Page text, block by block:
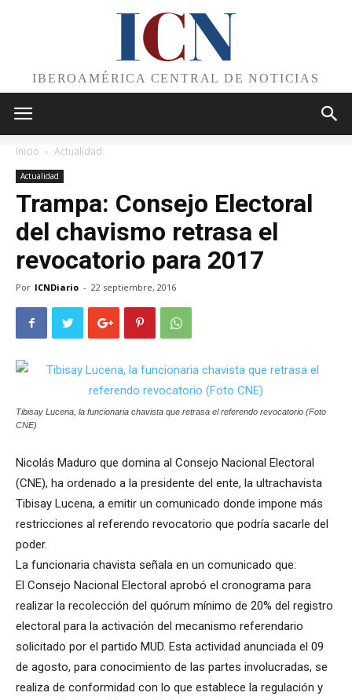
ICN
IBEROAMÉRICA CENTRAL DE NOTICIAS
Inicio Actualidad
Actualidad
Trampa: Consejo Electoral
del chavismo retrasa el
revocatorio para 2017
Por ICNDiario - 22 septiembre, 2016
Tibisay Lucena, la funcionaria chavista que retrasa el referendo revocatorio (Foto
CNE)
Nicolás Maduro que domina al Consejo Nacional Electoral
(CNE), ha ordenado a la presidente del ente, la ultrachavista
Tibisay Lucena, a emitir un comunicado donde impone más
restricciones al referendo revocatorio que podría sacarle del
poder.
La funcionaria chavista señala en un comunicado que:
El Consejo Nacional Electoral aprobó el cronograma para
realizar la recolección del quórum mínimo de 20% del registro
electoral para la activación del mecanismo referendario
solicitado por el partido MUD. Esta actividad anunciada el 09
de agosto, para conocimiento de las partes involucradas, se
realiza de conformidad con lo que establece la regulación y